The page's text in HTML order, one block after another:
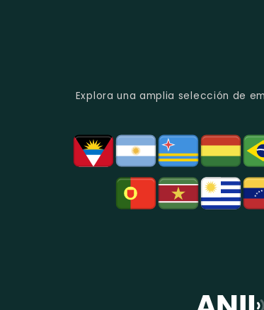
Explora una amplia selección de